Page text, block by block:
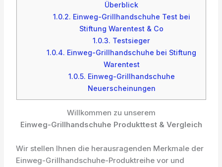
Überblick
1.0.2. Einweg-Grillhandschuhe Test bei
Stiftung Warentest & Co
1.0.3. Testsieger
1.0.4. Einweg-Grillhandschuhe bei Stiftung
Warentest
1.0.5. Einweg-Grillhandschuhe
Neuerscheinungen
Willkommen zu unserem
Einweg-Grillhandschuhe Produkttest & Vergleich
Wir stellen Ihnen die herausragenden Merkmale der
Einweg-Grillhandschuhe-Produktreihe vor und